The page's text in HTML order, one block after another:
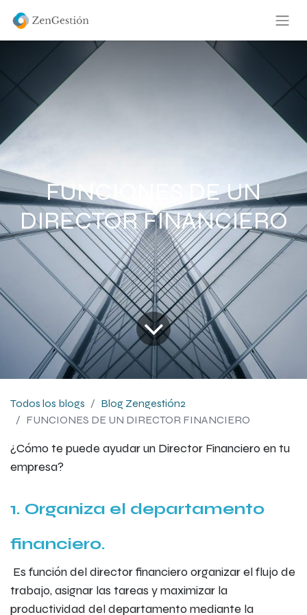
FUNCIONES DE UN
DIRECTOR FINANCIERO
Todos los blogs
Blog Zengestión2
FUNCIONES DE UN DIRECTOR FINANCIERO
¿Cómo te puede ayudar un Director Financiero en tu
empresa?
1. Organiza el departamento
financiero.
Es función del director financiero organizar el flujo de
trabajo, asignar las tareas y maximizar la
productividad del departamento mediante la